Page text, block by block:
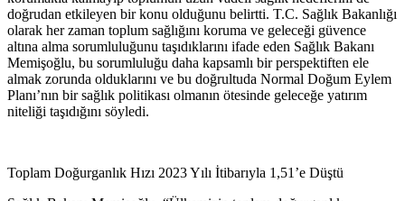
doğrudan etkileyen bir konu olduğunu belirtti. T.C. Sağlık Bakanlığı
olarak her zaman toplum sağlığını koruma ve geleceği güvence
altına alma sorumluluğunu taşıdıklarını ifade eden Sağlık Bakanı
Memişoğlu, bu sorumluluğu daha kapsamlı bir perspektiften ele
almak zorunda olduklarını ve bu doğrultuda Normal Doğum Eylem
Planı’nın bir sağlık politikası olmanın ötesinde geleceğe yatırım
niteliği taşıdığını söyledi.
Toplam Doğurganlık Hızı 2023 Yılı İtibarıyla 1,51’e Düştü